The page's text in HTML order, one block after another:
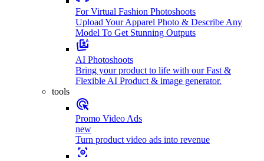
For Virtual Fashion Photoshoots
Upload Your Apparel Photo & Describe Any
Model To Get Stunning Outputs
AI Photoshoots
Bring your product to life with our Fast &
Flexible AI Product & image generator.
tools
Promo Video Ads
new
Turn product video ads into revenue